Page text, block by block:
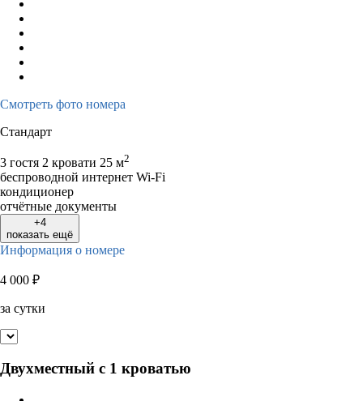
Смотреть фото номера
Стандарт
3 гостя 2 кровати 25 м2
беспроводной интернет Wi-Fi
кондиционер
отчётные документы
+4
показать ещё
Информация о номере
4 000 ₽
за сутки
Двухместный с 1 кроватью